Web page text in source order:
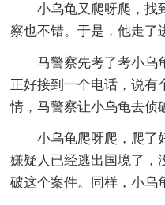
小乌龟又爬呀爬，找
察也不错。于是，他走了
马警察先考了考小乌
正好接到一个电话，说有
情，马警察让小乌龟去侦
小乌龟爬呀爬，爬了好
嫌疑人已经逃出国境了，
破这个案件。同样，小乌